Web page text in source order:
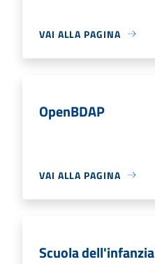
VAI ALLA PAGINA
OpenBDAP
VAI ALLA PAGINA
Scuola dell'infanzia